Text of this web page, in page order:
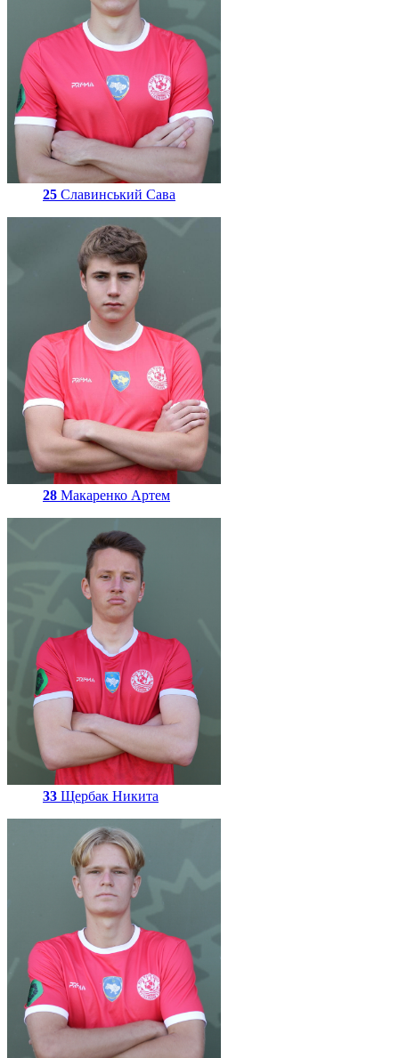
25 Славинський Сава
28 Макаренко Артем
33 Щербак Никита